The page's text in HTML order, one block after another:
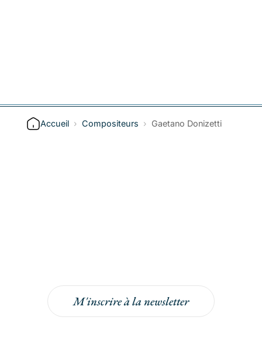
Accueil › Compositeurs › Gaetano Donizetti
M'inscrire à la newsletter